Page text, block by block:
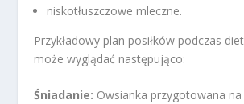
niskotłuszczowe mleczne.
Przykładowy plan posiłków podczas
może wyglądać następująco:
Śniadanie: Owsianka przygotowana